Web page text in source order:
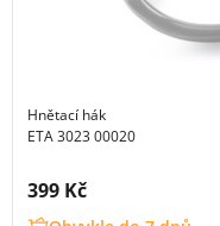
Hnětací hák
ETA 3023 00020
Cena s DPH:
399 Kč